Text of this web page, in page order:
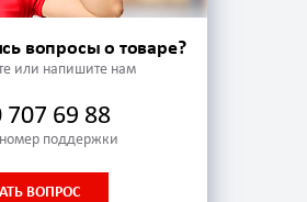
вопросы о товаре?
или напишите нам
707 69 88
поддержки
ВОПРОС